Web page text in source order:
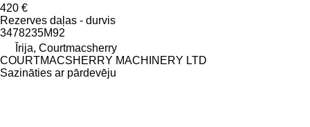
420 €
Rezerves daļas - durvis
3478235M92
Īrija, Courtmacsherry
COURTMACSHERRY MACHINERY LTD
Sazināties ar pārdevēju